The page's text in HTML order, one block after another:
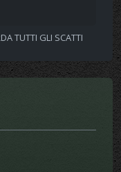
TUTTI GLI SCATTI